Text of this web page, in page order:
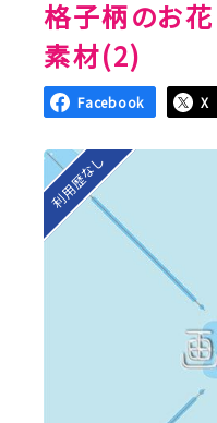
格子柄のお
素材(2)
Facebook X
利用歴なし